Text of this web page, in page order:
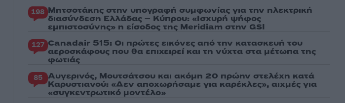
198 Μητσοτάκης στην υπογραφή συμφωνίας για την ηλεκτρική
διασύνδεση Ελλάδας – Κύπρου: «Ισχυρή ψήφος
εμπιστοσύνης» η είσοδος της Meridiam στην GSI
127 Canadair 515: Οι πρώτες εικόνες από την κατασκευή του
αεροσκάφους που θα επιχειρεί και τη νύχτα στα μέτωπα της
φωτιάς
85 Αυγερινός, Μουτσάτσου και ακόμη 20 πρώην στελέχη κατά
Καρυστιανού: «Δεν αποχωρήσαμε για καρέκλες», αιχμές για
«συγκεντρωτικό μοντέλο»